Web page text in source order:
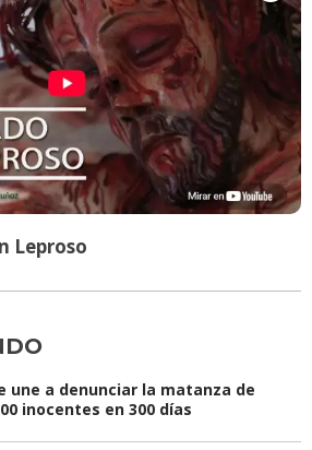
Leproso
une a denunciar la matanza de
inocentes en 300 días